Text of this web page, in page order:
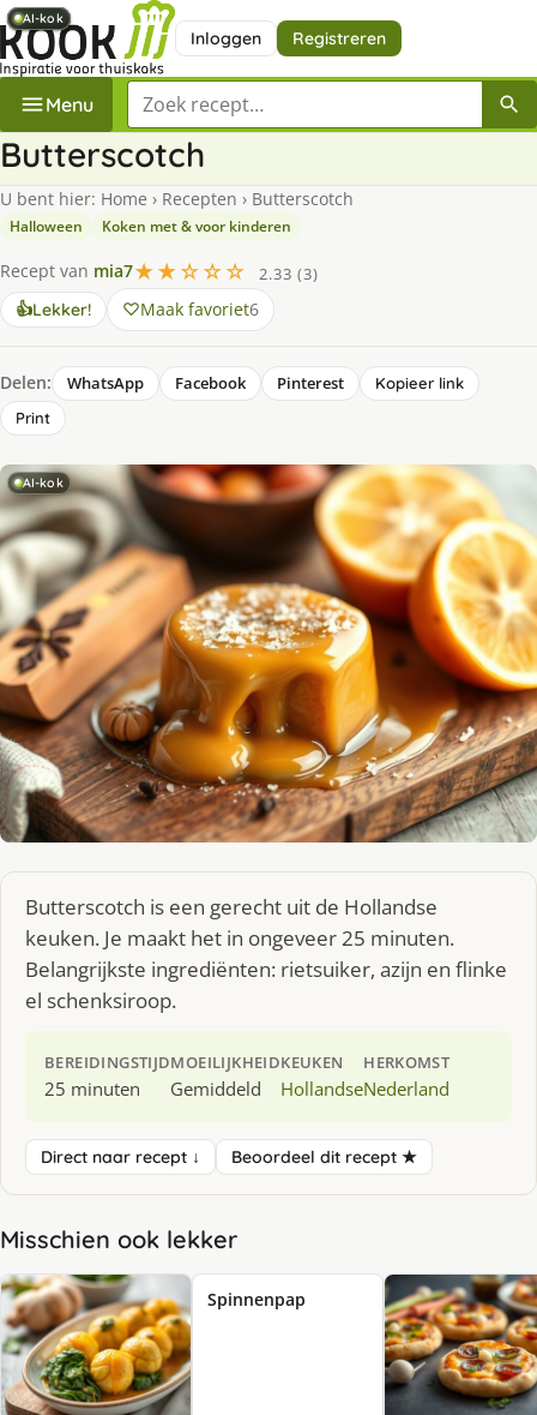
Inloggen Registreren
Menu Zoek een recept
Butterscotch
U bent hier: Home › Recepten › Butterscotch
Halloween Koken met & voor kinderen
Recept van mia7★★☆☆☆
2.33 (3)
👍Lekker! Maak favoriet6
Delen: WhatsApp Facebook Pinterest
Kopieer link
Print
AI-kok
Butterscotch is een gerecht uit de Hollandse
keuken. Je maakt het in ongeveer 25 minuten.
Belangrijkste ingrediënten: rietsuiker, azijn en flinke
el schenksiroop.
BEREIDINGSTIJD
25 minuten
MOEILIJKHEID
Gemiddeld
KEUKEN
Hollandse
HERKOMST
Nederland
Direct naar recept ↓ Beoordeel dit recept ★
Misschien ook lekker
AI-kok
Spinnenpap
AI-kok
AI-kok
AI-kok
AI-kok